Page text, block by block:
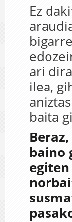
Ez
ari
ilea,
baita
baino